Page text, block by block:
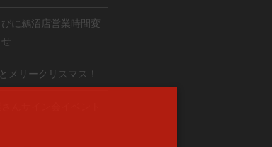
に鵜沼店営業時間変
メリークリスマス！